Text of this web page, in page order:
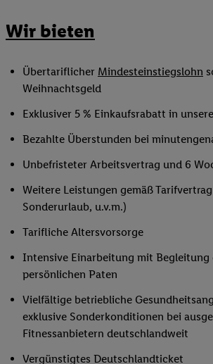
Wir bieten
Übertariflicher Mindesteinstiegslohn
Weihnachtsgeld
Exklusiver 5 % Einkaufsrabatt in
Bezahlte Überstunden bei
Unbefristeter Arbeitsvertrag und 6
Weitere Leistungen gemäß
Sonderurlaub, u.v.m.)
Tarifliche Altersvorsorge
Intensive Einarbeitung mit Begleitung
persönlichen Paten
Vielfältige betriebliche
exklusive Sonderkonditionen bei
Fitnessanbietern deutschlandweit
Vergünstigtes Deutschlandticket